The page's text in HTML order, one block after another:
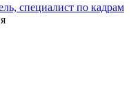
специалист по кадрам